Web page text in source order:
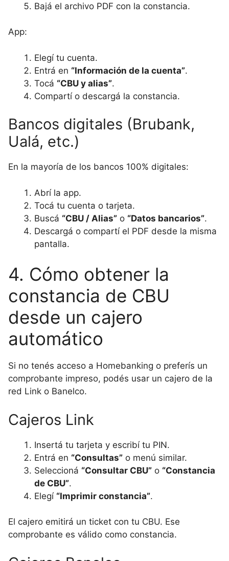
Bajá el archivo PDF con la constancia.
App:
Elegí tu cuenta.
Entrá en “Información de la cuenta”.
Tocá “CBU y alias”.
Compartí o descargá la constancia.
Bancos digitales (Brubank,
Ualá, etc.)
En la mayoría de los bancos 100% digitales:
Abrí la app.
Tocá tu cuenta o tarjeta.
Buscá “CBU / Alias” o “Datos bancarios”.
Descargá o compartí el PDF desde la misma
pantalla.
4. Cómo obtener la
constancia de CBU
desde un cajero
automático
Si no tenés acceso a Homebanking o preferís un
comprobante impreso, podés usar un cajero de la
red Link o Banelco.
Cajeros Link
Insertá tu tarjeta y escribí tu PIN.
Entrá en “Consultas” o menú similar.
Seleccioná “Consultar CBU” o “Constancia
de CBU”.
Elegí “Imprimir constancia”.
El cajero emitirá un ticket con tu CBU. Ese
comprobante es válido como constancia.